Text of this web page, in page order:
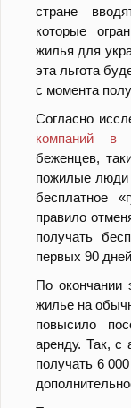
стране
которые
жилья для
эта льгота
с момента
Согласно
компаний в
беженцев,
пожилые люди
бесплатное
правило
получать
первых 90
По окончании
жилье на
повысило
аренду. Так, с
получать 6